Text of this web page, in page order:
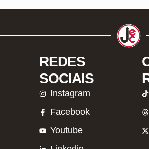
REDES
SOCIAIS
Instagram
Facebook
Youtube